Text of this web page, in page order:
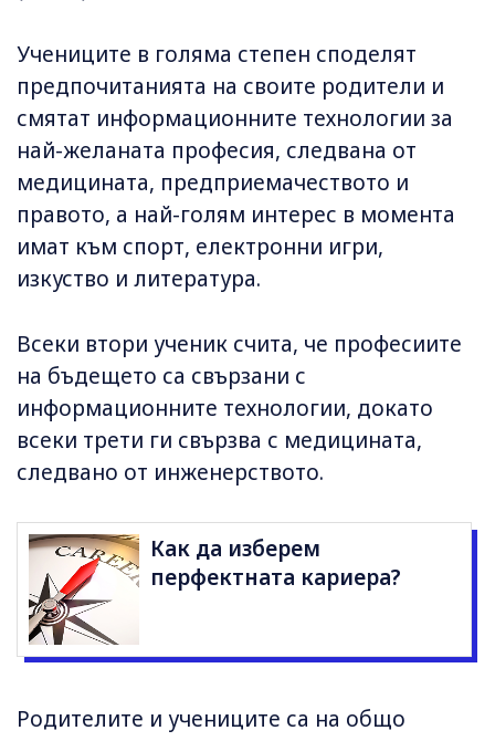
Учениците в голяма степен споделят
предпочитанията на своите родители и
смятат информационните технологии за
най-желаната професия, следвана от
медицината, предприемачеството и
правото, а най-голям интерес в момента
имат към спорт, електронни игри,
изкуство и литература.
Всеки втори ученик счита, че професиите
на бъдещето са свързани с
информационните технологии, докато
всеки трети ги свързва с медицината,
следвано от инженерството.
Как да изберем
перфектната кариера?
Родителите и учениците са на общо